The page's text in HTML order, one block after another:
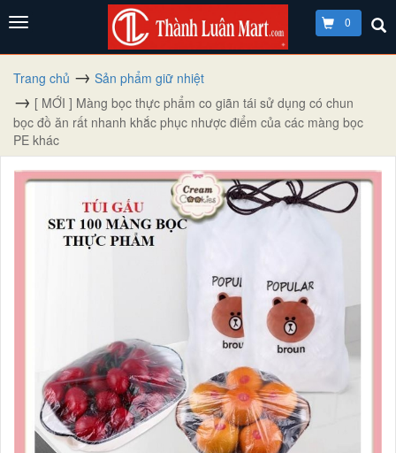
0
Trang chủ
Sản phẩm giữ nhiệt
[ MỚI ] Màng bọc thực phẩm co giãn tái sử dụng có chun
bọc đồ ăn rất nhanh khắc phục nhược điểm của các màng bọc
PE khác